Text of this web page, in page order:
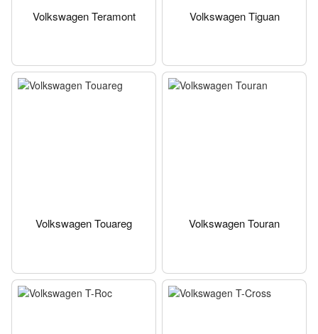
Volkswagen Teramont Volkswagen Tiguan
Volkswagen Touareg Volkswagen Touran